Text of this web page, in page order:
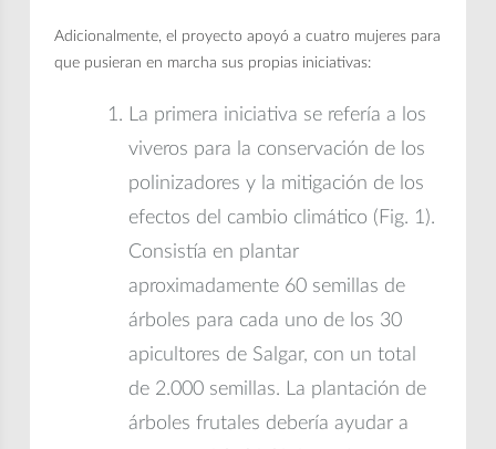
Adicionalmente, el proyecto apoyó a cuatro mujeres para
que pusieran en marcha sus propias iniciativas:
La primera iniciativa se refería a los
viveros para la conservación de los
polinizadores y la mitigación de los
efectos del cambio climático (Fig. 1).
Consistía en plantar
aproximadamente 60 semillas de
árboles para cada uno de los 30
apicultores de Salgar, con un total
de 2.000 semillas. La plantación de
árboles frutales debería ayudar a